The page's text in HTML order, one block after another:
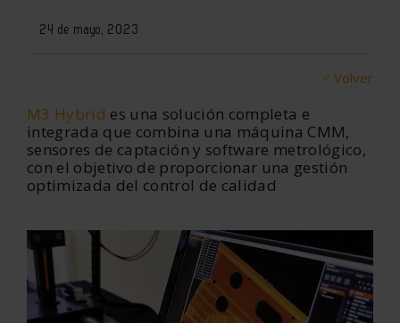
24 de mayo, 2023
< Volver
M3 Hybrid es una solución completa e
integrada que combina una máquina CMM,
sensores de captación y software metrológico,
con el objetivo de proporcionar una gestión
optimizada del control de calidad